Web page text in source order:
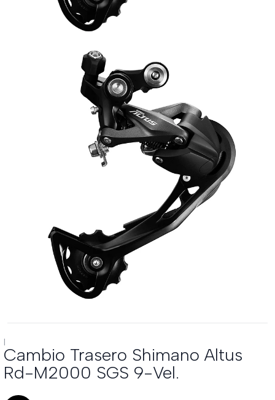
|
Cambio Trasero Shimano Altus
Rd-M2000 SGS 9-Vel.